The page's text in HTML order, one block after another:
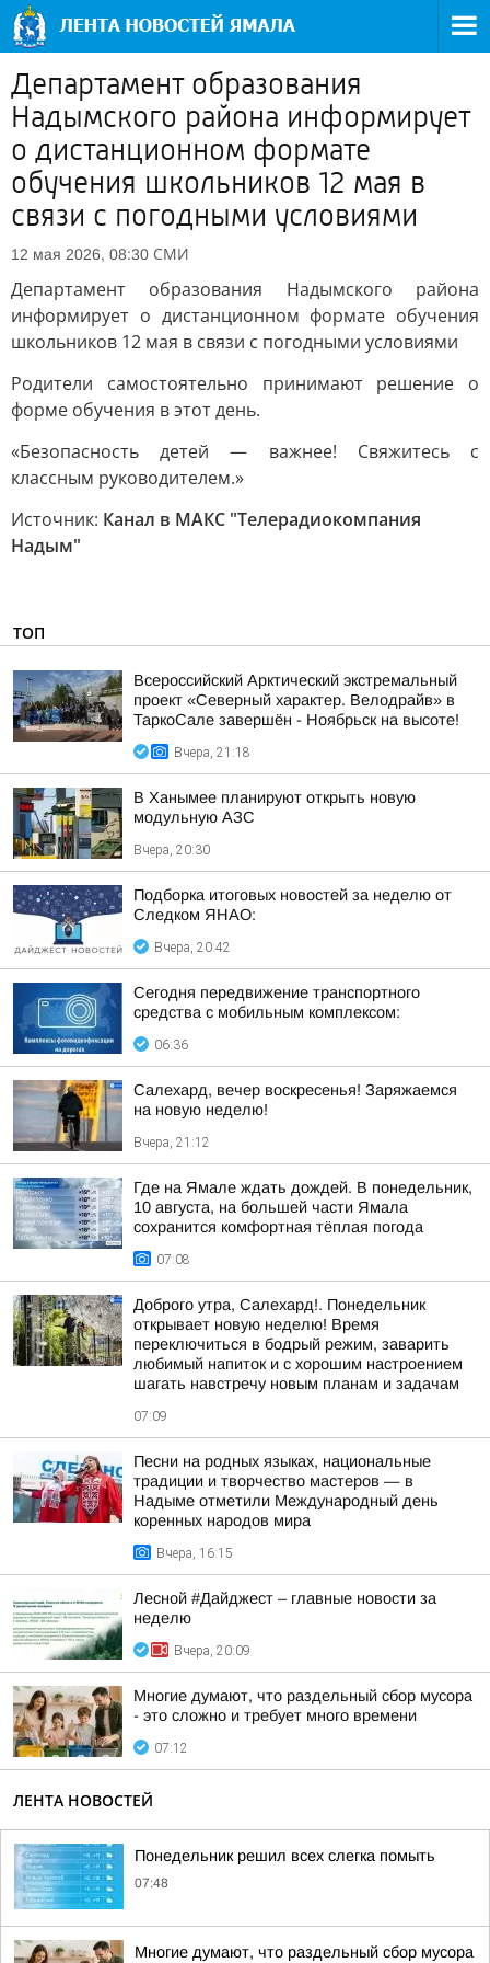
Департамент образования
Надымского района информирует
о дистанционном формате
обучения школьников 12 мая в
связи с погодными условиями
12 мая 2026, 08:30 СМИ
Департамент образования Надымского района
информирует о дистанционном формате обучения
школьников 12 мая в связи с погодными условиями
Родители самостоятельно принимают решение о
форме обучения в этот день.
«Безопасность детей — важнее! Свяжитесь с
классным руководителем.»
Источник: Канал в МАКС "Телерадиокомпания
Надым"
ТОП
Всероссийский Арктический экстремальный
проект «Северный характер. Велодрайв» в
ТаркоСале завершён - Ноябрьск на высоте!
Вчера, 21:18
В Ханымее планируют открыть новую
модульную АЗС
Вчера, 20:30
Подборка итоговых новостей за неделю от
Следком ЯНАО:
Вчера, 20:42
Сегодня передвижение транспортного
средства с мобильным комплексом:
06:36
Салехард, вечер воскресенья! Заряжаемся
на новую неделю!
Вчера, 21:12
Где на Ямале ждать дождей. В понедельник,
10 августа, на большей части Ямала
сохранится комфортная тёплая погода
07:08
Доброго утра, Салехард!. Понедельник
открывает новую неделю! Время
переключиться в бодрый режим, заварить
любимый напиток и с хорошим настроением
шагать навстречу новым планам и задачам
07:09
Песни на родных языках, национальные
традиции и творчество мастеров — в
Надыме отметили Международный день
коренных народов мира
Вчера, 16:15
Лесной #Дайджест – главные новости за
неделю
Вчера, 20:09
Многие думают, что раздельный сбор мусора
- это сложно и требует много времени
07:12
ЛЕНТА НОВОСТЕЙ
Понедельник решил всех слегка помыть
07:48
Многие думают, что раздельный сбор мусора